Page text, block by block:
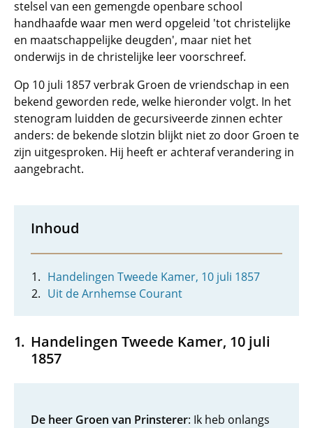
stelsel van een gemengde openbare school
handhaafde waar men werd opgeleid 'tot christelijke
en maatschappelijke deugden', maar niet het
onderwijs in de christelijke leer voorschreef.
Op 10 juli 1857 verbrak Groen de vriendschap in een
bekend geworden rede, welke hieronder volgt. In het
stenogram luidden de gecursiveerde zinnen echter
anders: de bekende slotzin blijkt niet zo door Groen te
zijn uitgesproken. Hij heeft er achteraf verandering in
aangebracht.
Inhoud
Handelingen Tweede Kamer, 10 juli 1857
Uit de Arnhemse Courant
Handelingen Tweede Kamer, 10 juli
1857
De heer Groen van Prinsterer: Ik heb onlangs